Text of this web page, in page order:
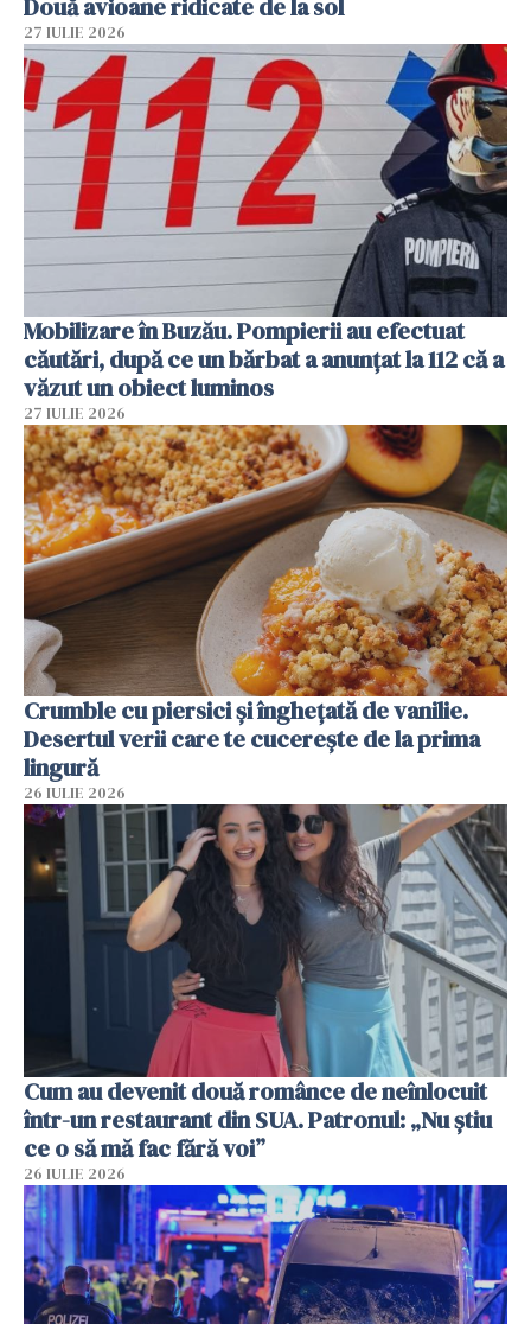
Două avioane ridicate de la sol
27 IULIE 2026
Mobilizare în Buzău. Pompierii au efectuat
căutări, după ce un bărbat a anunțat la 112 că a
văzut un obiect luminos
27 IULIE 2026
Crumble cu piersici și înghețată de vanilie.
Desertul verii care te cucerește de la prima
lingură
26 IULIE 2026
Cum au devenit două românce de neînlocuit
într-un restaurant din SUA. Patronul: „Nu știu
ce o să mă fac fără voi”
26 IULIE 2026